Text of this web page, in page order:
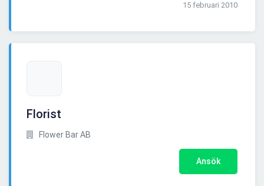
15 februari 2010
Florist
Flower Bar AB
Ansök